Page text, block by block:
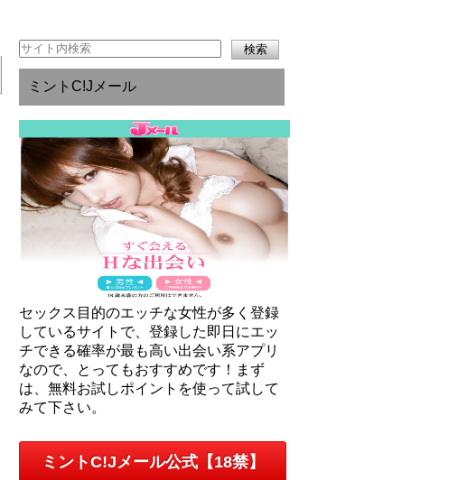
ミントC!Jメール
セックス目的のエッチな女性が多く登録
しているサイトで、登録した即日にエッ
チできる確率が最も高い出会い系アプリ
なので、とってもおすすめです！まず
は、無料お試しポイントを使って試して
みて下さい。
ミントC!Jメール公式【18禁】